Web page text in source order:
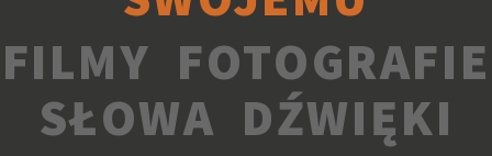
FILMY FOTOGRAFIE
SŁOWA DŹWIĘKI